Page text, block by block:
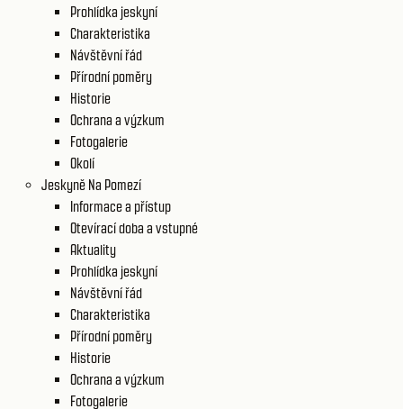
Prohlídka jeskyní
Charakteristika
Návštěvní řád
Přírodní poměry
Historie
Ochrana a výzkum
Fotogalerie
Okolí
Jeskyně Na Pomezí
Informace a přístup
Otevírací doba a vstupné
Aktuality
Prohlídka jeskyní
Návštěvní řád
Charakteristika
Přírodní poměry
Historie
Ochrana a výzkum
Fotogalerie